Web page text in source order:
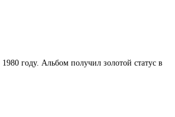
году. Альбом получил золотой статус в